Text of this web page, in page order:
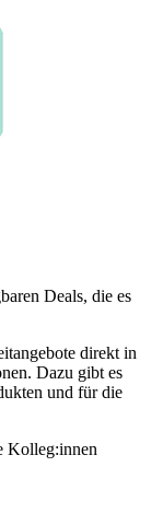
Deals, die es
direkt in
Dazu gibt es
und für die
Kolleg:innen